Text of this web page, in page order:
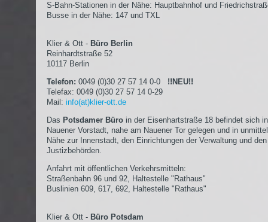
S-Bahn-Stationen in der Nähe: Hauptbahnhof und
Busse in der Nähe: 147 und TXL
Klier & Ott - Büro Berlin
Reinhardtstraße 52
10117 Berlin
Telefon: 0049 (0)30 27 57 14 0-0 !!NEU!!
Telefax: 0049 (0)30 27 57 14 0-29
Mail: info(at)klier-ott.de
Das Potsdamer Büro in der Eisenhartstraße 18 befindet sich
Nauener Vorstadt, nahe am Nauener Tor gelegen und in
Nähe zur Innenstadt, den Einrichtungen der Verwaltung und den
Justizbehörden.
Anfahrt mit öffentlichen Verkehrsmitteln:
Straßenbahn 96 und 92, Haltestelle "Rathaus"
Buslinien 609, 617, 692, Haltestelle "Rathaus"
Klier & Ott - Büro Potsdam